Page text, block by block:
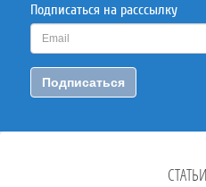
Подписаться на расссылку
Подписаться
СТАТЬИ